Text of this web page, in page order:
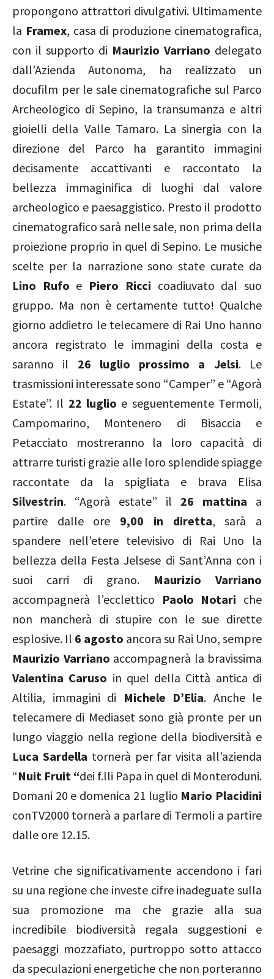
propongono attrattori divulgativi. Ultimamente
la Framex, casa di produzione cinematografica,
con il supporto di Maurizio Varriano delegato
dall’Azienda Autonoma, ha realizzato un
docufilm per le sale cinematografiche sul Parco
Archeologico di Sepino, la transumanza e altri
gioielli della Valle Tamaro. La sinergia con la
direzione del Parco ha garantito immagini
decisamente accattivanti e raccontato la
bellezza immaginifica di luoghi dal valore
archeologico e paesaggistico. Presto il prodotto
cinematografico sarà nelle sale, non prima della
proiezione proprio in quel di Sepino. Le musiche
scelte per la narrazione sono state curate da
Lino Rufo e Piero Ricci coadiuvato dal suo
gruppo. Ma non è certamente tutto! Qualche
giorno addietro le telecamere di Rai Uno hanno
ancora registrato le immagini della costa e
saranno il 26 luglio prossimo a Jelsi. Le
trasmissioni interessate sono “Camper” e “Agorà
Estate”. Il 22 luglio e seguentemente Termoli,
Campomarino, Montenero di Bisaccia e
Petacciato mostreranno la loro capacità di
attrarre turisti grazie alle loro splendide spiagge
raccontate da la spigliata e brava Elisa
Silvestrin. “Agorà estate” il 26 mattina a
partire dalle ore 9,00 in diretta, sarà a
spandere nell’etere televisivo di Rai Uno la
bellezza della Festa Jelsese di Sant’Anna con i
suoi carri di grano. Maurizio Varriano
accompagnerà l’ecclettico Paolo Notari che
non mancherà di stupire con le sue dirette
esplosive. Il 6 agosto ancora su Rai Uno, sempre
Maurizio Varriano accompagnerà la bravissima
Valentina Caruso in quel della Città antica di
Altilia, immagini di Michele D’Elia. Anche le
telecamere di Mediaset sono già pronte per un
lungo viaggio nella regione della biodiversità e
Luca Sardella tornerà per far visita all’azienda
“Nuit Fruit “dei f.lli Papa in quel di Monteroduni.
Domani 20 e domenica 21 luglio Mario Placidini
conTV2000 tornerà a parlare di Termoli a partire
dalle ore 12.15.
Vetrine che significativamente accendono i fari
su una regione che investe cifre inadeguate sulla
sua promozione ma che grazie alla sua
incredibile biodiversità regala suggestioni e
paesaggi mozzafiato, purtroppo sotto attacco
da speculazioni energetiche che non porteranno